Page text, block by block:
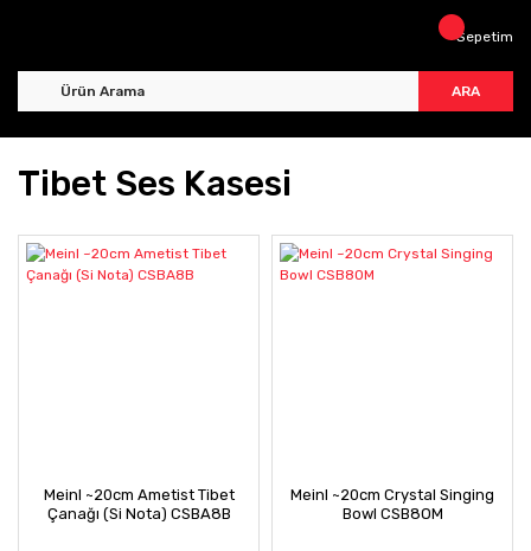
ARA
Sepetim
Tibet Ses Kasesi
Meinl ~20cm Ametist Tibet
Çanağı (Si Nota) CSBA8B
Meinl ~20cm Crystal Singing
Bowl CSB8OM